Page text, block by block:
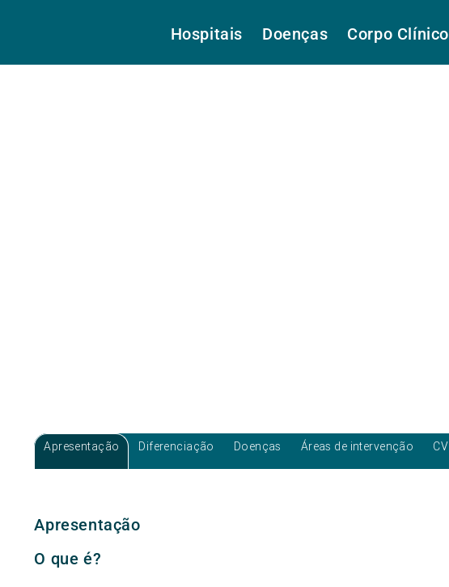
Hospitais Doenças Corpo Clínico
Apresentação Diferenciação Doenças Áreas de intervenção CV
Apresentação
O que é?